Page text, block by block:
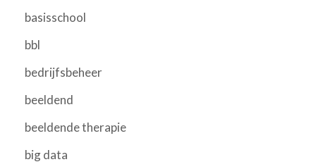
basisschool
bbl
bedrijfsbeheer
beeldend
beeldende therapie
big data